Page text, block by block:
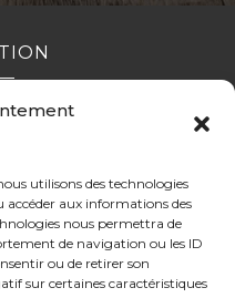
utilisons des technologies
accéder aux informations des
nous permettra de
de navigation ou les ID
ou de retirer son
sur certaines caractéristiques
légales